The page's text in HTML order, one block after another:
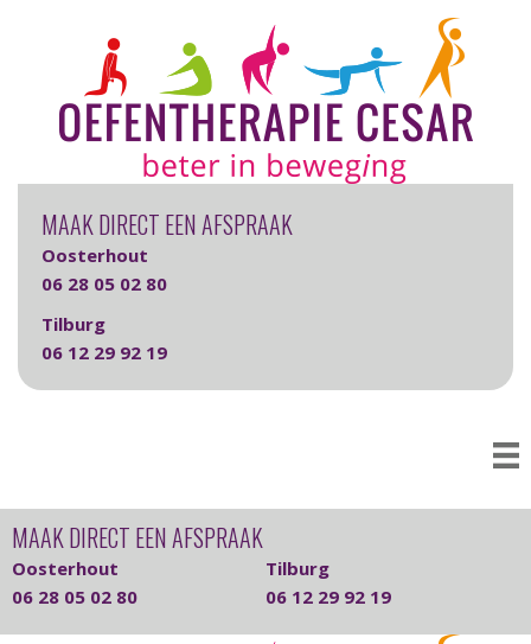
MAAK DIRECT EEN AFSPRAAK
Oosterhout
06 28 05 02 80
Tilburg
06 12 29 92 19
MAAK DIRECT EEN AFSPRAAK
Oosterhout
06 28 05 02 80
Tilburg
06 12 29 92 19